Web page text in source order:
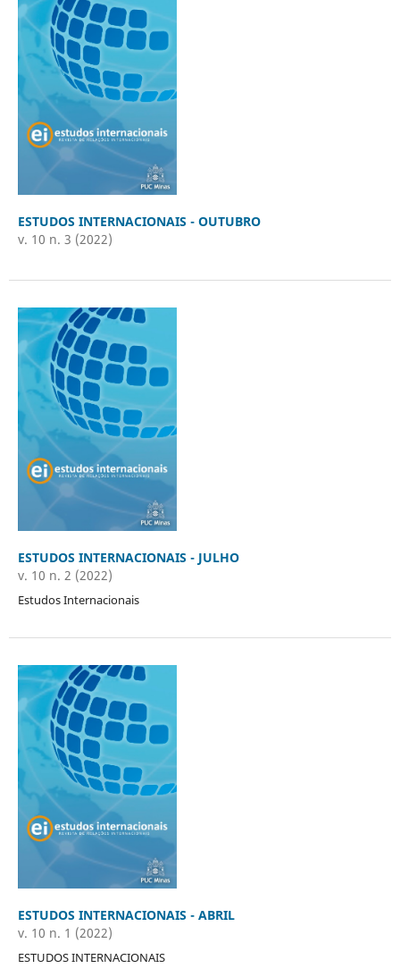
ESTUDOS INTERNACIONAIS - OUTUBRO
v. 10 n. 3 (2022)
ESTUDOS INTERNACIONAIS - JULHO
v. 10 n. 2 (2022)
Estudos Internacionais
ESTUDOS INTERNACIONAIS - ABRIL
v. 10 n. 1 (2022)
ESTUDOS INTERNACIONAIS